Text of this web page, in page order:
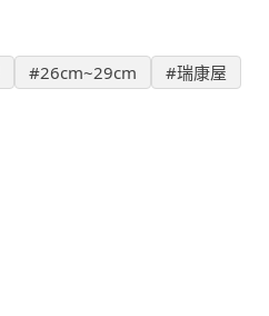
#26cm~29cm #瑞康屋